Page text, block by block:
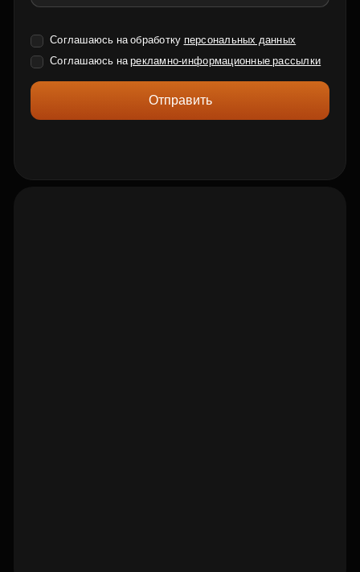
Соглашаюсь на обработку персональных данных
Соглашаюсь нарекламно-информационные рассылки
Отправить